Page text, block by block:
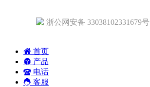
浙公网安备 33038102331679号
首页
产品
电话
客服